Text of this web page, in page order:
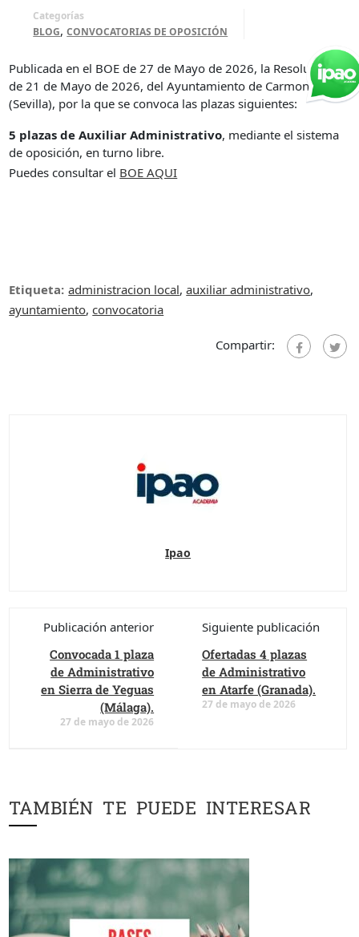
Categorías
BLOG,CONVOCATORIAS DE OPOSICIÓN
Publicada en el BOE de 27 de Mayo de 2026, la Resolución
de 21 de Mayo de 2026, del Ayuntamiento de Carmona
(Sevilla), por la que se convoca las plazas siguientes:
5 plazas de Auxiliar Administrativo, mediante el sistema
de oposición, en turno libre.
Puedes consultar el BOE AQUI
Etiqueta: administracion local,auxiliar administrativo,
ayuntamiento,convocatoria
Compartir:
Ipao
Publicación anterior
Convocada 1 plaza
de Administrativo
en Sierra de Yeguas
(Málaga).
27 de mayo de 2026
Siguiente publicación
Ofertadas 4 plazas
de Administrativo
en Atarfe (Granada).
27 de mayo de 2026
TAMBIÉN TE PUEDE INTERESAR